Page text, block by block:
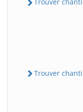
Trouver